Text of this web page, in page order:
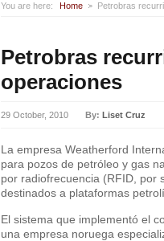
You are here: Home Petrobras
Petrobras
operaciones
29 October, 2010 By: Liset Cruz
La empresa Weatherford
para pozos de petróleo y gas
por radiofrecuencia (RFID, por
destinados a plataformas
El sistema que implementó el
una empresa noruega